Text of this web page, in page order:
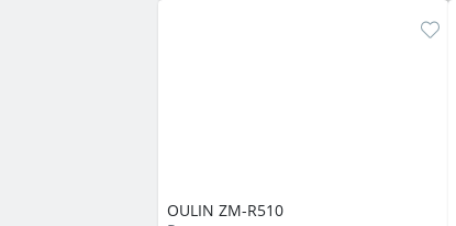
OULIN ZM-R510